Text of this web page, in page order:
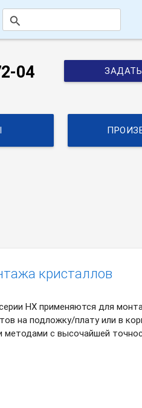
search
04
кристаллов
HX применяются для
на подложку/плату или в
методами с высочайшей